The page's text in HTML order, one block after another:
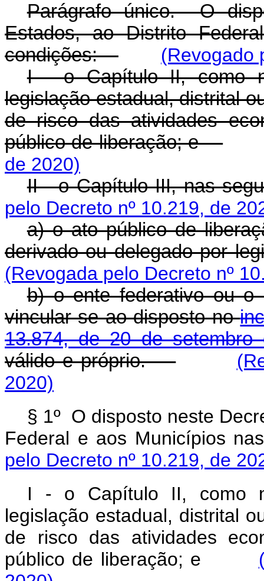
Parágrafo único. O
Estados, ao Distrito
condições:
(Revogado
I - o Capítulo II, como
legislação estadual, distrital
de risco das atividades
público de liberação; e
de 2020)
II - o Capítulo III, nas
pelo Decreto nº 10.219, de
a) o ato público de
derivado ou delegado por
(Revogada pelo Decreto nº
b) o ente federativo ou o
vincular-se ao disposto no
13.874, de 20 de setembro
válido e próprio.
2020)
§ 1º O disposto neste
Federal e aos Municípios
pelo Decreto nº 10.219, de
I - o Capítulo II, como
legislação estadual, distrital
de risco das atividades
público de liberação; e